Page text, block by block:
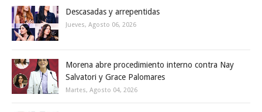
Descasadas y arrepentidas
Jueves, Agosto 06, 2026
Morena abre procedimiento interno contra Nay
Salvatori y Grace Palomares
Martes, Agosto 04, 2026